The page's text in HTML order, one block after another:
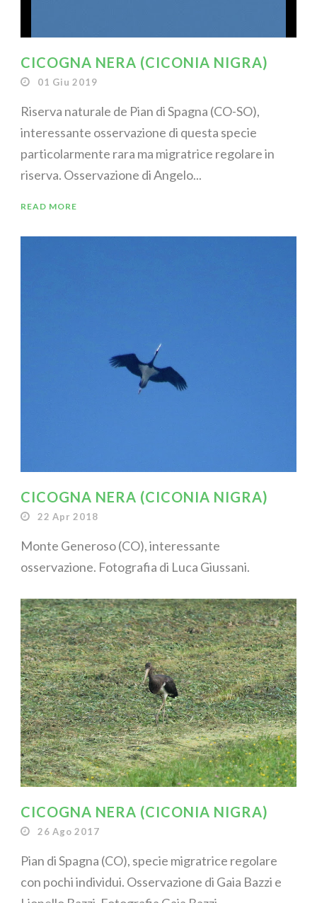
CICOGNA NERA (CICONIA NIGRA)
01 Giu 2019
Riserva naturale de Pian di Spagna (CO-SO),
interessante osservazione di questa specie
particolarmente rara ma migratrice regolare in
riserva. Osservazione di Angelo...
READ MORE
CICOGNA NERA (CICONIA NIGRA)
22 Apr 2018
Monte Generoso (CO), interessante
osservazione. Fotografia di Luca Giussani.
CICOGNA NERA (CICONIA NIGRA)
26 Ago 2017
Pian di Spagna (CO), specie migratrice regolare
con pochi individui. Osservazione di Gaia Bazzi e